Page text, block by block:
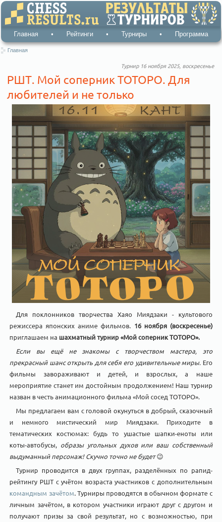
Главная • Рейтинги • Турниры • Программа
Главная
Турнир 16 ноября 2025, воскресенье
РШТ. Мой соперник ТОТОРО. Для
любителей и не только
Для поклонников творчества Хаяо Миядзаки - культового
режиссера японских аниме фильмов. 16 ноября (воскресенье)
приглашаем на шахматный турнир «Мой соперник ТОТОРО».
Если вы ещё не знакомы с творчеством мастера, это
прекрасный шанс открыть для себя его удивительные миры. Его
фильмы завораживают и детей, и взрослых, а наше
мероприятие станет им достойным продолжением! Наш турнир
назван в честь анимационного фильма «Мой сосед ТОТОРО».
Мы предлагаем вам с головой окунуться в добрый, сказочный
и немного мистический мир Миядзаки. Приходите в
тематических костюмах: будь то ушастые шапки-еноты или
коты-автобусы, образы угольных духов или ваш собственный
выдуманный персонаж! Скучно точно не будет😉
Турнир проводится в двух группах, разделённых по рапид-
рейтингу РШТ с учётом возраста участников с дополнительным
командным зачётом. Турниры проводятся в обычном формате c
личным зачётом, в котором участники играют друг с другом и
получают призы за свой результат, но с возможностью, при